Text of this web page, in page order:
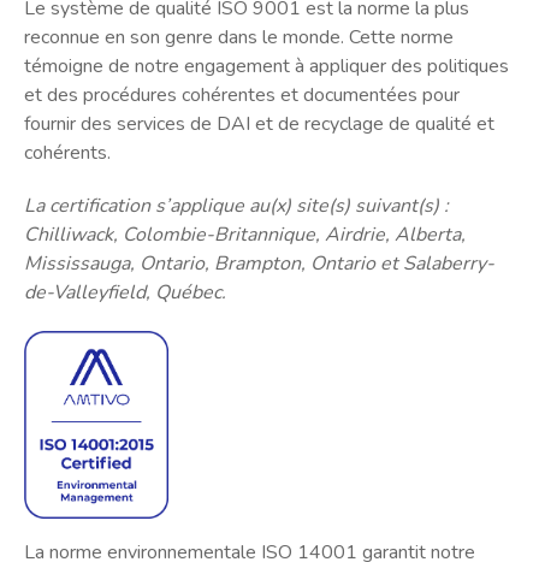
Le système de qualité ISO 9001 est la norme la plus
reconnue en son genre dans le monde. Cette norme
témoigne de notre engagement à appliquer des politiques
et des procédures cohérentes et documentées pour
fournir des services de DAI et de recyclage de qualité et
cohérents.
La certification s’applique au(x) site(s) suivant(s) :
Chilliwack, Colombie-Britannique, Airdrie, Alberta,
Mississauga, Ontario, Brampton, Ontario et Salaberry-
de-Valleyfield, Québec.
La norme environnementale ISO 14001 garantit notre